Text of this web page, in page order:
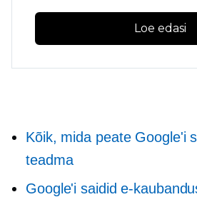
Loe edasi
Kõik, mida peate Google'i
teadma
Google'i saidid e-